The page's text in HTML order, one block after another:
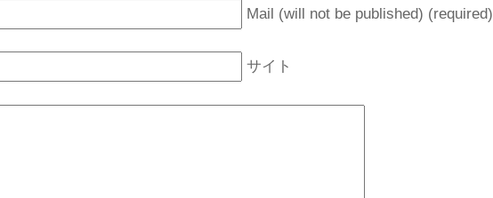
Mail (will not be published) (required)
サイト